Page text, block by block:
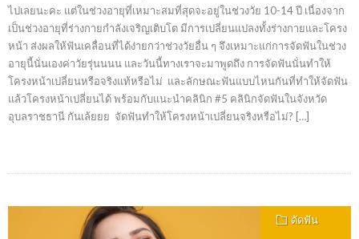
ไปเลยนะคะ แต่ในช่วงอายุที่เหมาะสมที่สุดจะอยู่ในช่วงวัย 10-14 ปี เนื่องจาก
เป็นช่วงอายุที่ร่างกายกำลังเจริญเติบโต มีการเปลี่ยนแปลงทั้งร่างกายและโครง
หน้า ส่งผลให้ฟันเคลื่อนที่ได้ง่ายกว่าช่วงวัยอื่น ๆ จึงเหมาะแก่การจัดฟันในช่วง
อายุนี้นั่นเองค่าวัยรุ่นนนน และวันนี้ทางเราจะมาพูดถึง การจัดฟันนั่นทำให้
โครงหน้าเปลี่ยนหรือจริงแท้หรือไม่ และลักษณะฟันแบบไหนกันที่ทำให้จัดฟัน
แล้วโครงหน้าเปลี่ยนได้ พร้อมกับแนะนำคลินิก #5 คลินิกจัดฟันในจังหวัด
อุบลราชธานี กันเล้ยยย จัดฟันทำให้โครงหน้าเปลี่ยนจริงหรือไม่? […]
ดัดฟัน